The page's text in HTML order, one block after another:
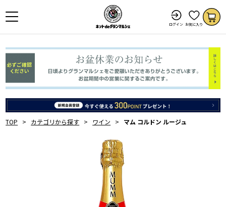
ログイン お気に入り
TOP カテゴリから探す ワイン マム コルドン ルージュ